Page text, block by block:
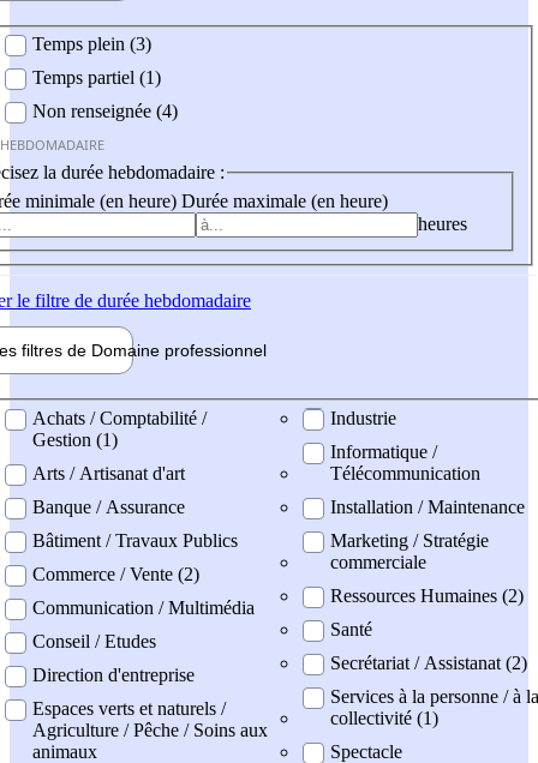
Temps plein (3)
Temps partiel (1)
Non renseignée (4)
la durée hebdomadaire :
minimale (en heure) Durée maximale (en heure)
heures
le filtre de durée hebdomadaire
filtres de Domaine professionnel
professionel
Achats / Comptabilité /
Gestion (1)
Arts / Artisanat d'art
Banque / Assurance
Bâtiment / Travaux Publics
Commerce / Vente (2)
Communication / Multimédia
Conseil / Etudes
Direction d'entreprise
Espaces verts et naturels /
Agriculture / Pêche / Soins aux
animaux
Industrie
Informatique /
Télécommunication
Installation / Maintenance
Marketing / Stratégie
commerciale
Ressources Humaines (2)
Santé
Secrétariat / Assistanat (2)
Services à la personne / à la
collectivité (1)
Spectacle